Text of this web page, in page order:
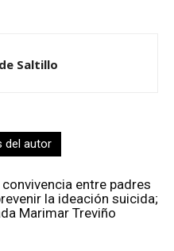
Saltillo
del autor
entre padres
la ideación suicida;
Marimar Treviño